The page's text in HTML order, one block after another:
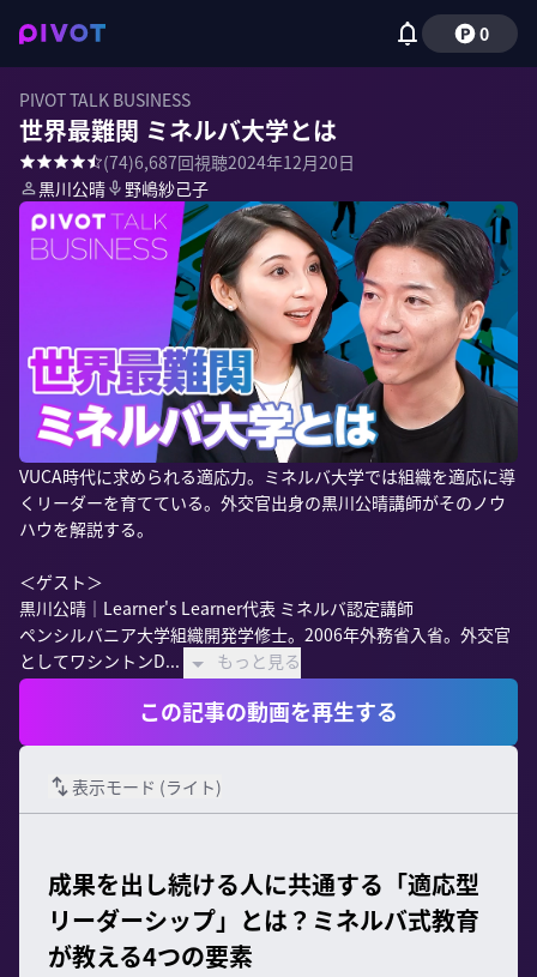
0
PIVOT TALK BUSINESS
世界最難関 ミネルバ大学とは
(74)6,687回視聴2024年12月20日
黒川公晴
野嶋紗己子
VUCA時代に求められる適応力。ミネルバ大学では組織を適応に導
くリーダーを育てている。外交官出身の黒川公晴講師がそのノウ
ハウを解説する。
＜ゲスト＞
黒川公晴｜Learner's Learner代表 ミネルバ認定講師
ペンシルバニア大学組織開発学修士。2006年外務省入省。外交官
としてワシントンD...
もっと見る
この記事の動画を再生する
表示モード (ライト)
成果を出し続ける人に共通する「適応型
リーダーシップ」とは？ミネルバ式教育
が教える4つの要素